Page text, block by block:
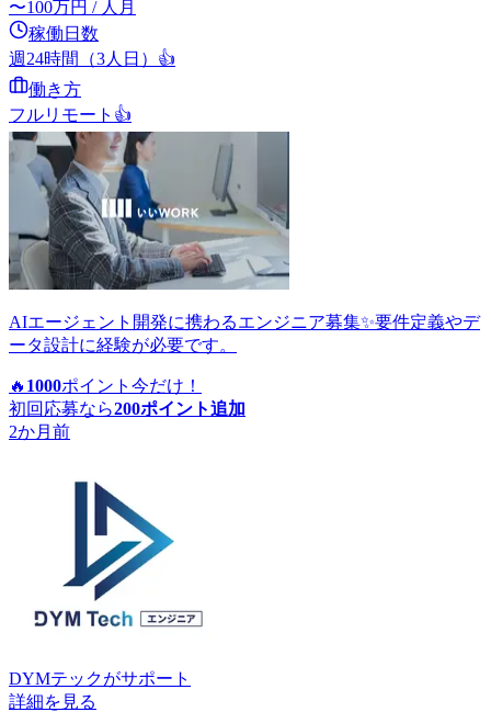
〜100万円 / 人月
稼働日数
週24時間（3人日） 👍
働き方
フルリモート 👍
AIエージェント開発に携わるエンジニア募集✨要件定義やデ
ータ設計に経験が必要です。
🔥 1000ポイント 今だけ！
初回応募なら200ポイント追加
2か月前
DYMテックがサポート
詳細を見る